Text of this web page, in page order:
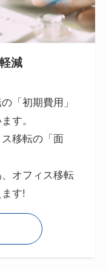
減
「初期費用」
す。
移転の「面
オフィス移転
す!